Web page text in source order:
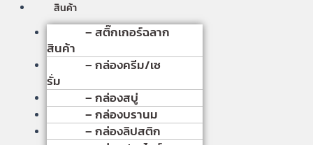
สินค้า
– สติ๊กเกอร์ฉลาก
สินค้า
– กล่องครีม/เซ
รั่ม
– กล่องสบู่
– กล่องบรานม
– กล่องลิปสติก